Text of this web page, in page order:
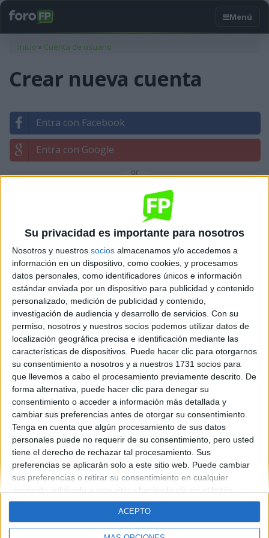
Su privacidad es importante para nosotros
Nosotros y nuestros socios almacenamos y/o accedemos a
información en un dispositivo, como cookies, y procesamos
datos personales, como identificadores únicos e información
estándar enviada por un dispositivo para publicidad y contenido
personalizado, medición de publicidad y contenido,
investigación de audiencia y desarrollo de servicios. Con su
permiso, nosotros y nuestros socios podemos utilizar datos de
localización geográfica precisa e identificación mediante las
características de dispositivos. Puede hacer clic para otorgarnos
su consentimiento a nosotros y a nuestros 1731 socios para
que llevemos a cabo el procesamiento previamente descrito. De
forma alternativa, puede hacer clic para denegar su
consentimiento o acceder a información más detallada y
cambiar sus preferencias antes de otorgar su consentimiento.
Tenga en cuenta que algún procesamiento de sus datos
personales puede no requerir de su consentimiento, pero usted
tiene el derecho de rechazar tal procesamiento. Sus
preferencias se aplicarán solo a este sitio web. Puede cambiar
sus preferencias o retirar su consentimiento en cualquier
momento volviendo a este sitio y haciendo clic en el botón
"Privacidad" en la parte inferior de la página web.
ACEPTO
Usted está aquí
Inicio » Cuenta de usuario
Crear nueva cuenta
Entra con Facebook
Entra con Google
or
Contáctanos
Dirección: Diego de León 47, 28006 Madrid
Phone: +34 91 593 2767
Email: info@forofp.es
Información legal
Política de privacidad
Condiciones generales de contratación
Política de cookies
© Compás Mediterráneo SL. Todos los derechos reservados.